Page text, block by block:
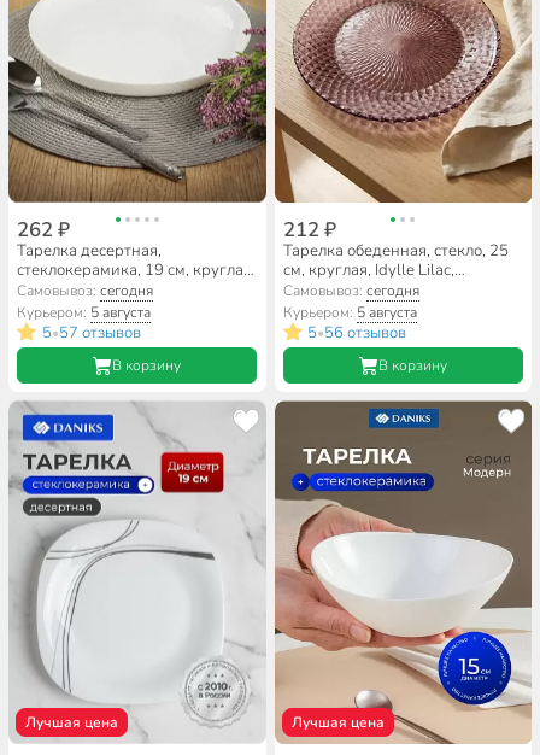
262 ₽
Тарелка десертная,
стеклокерамика, 19 см, круглая,
Precious, Luminarc, Q1933
Самовывоз:сегодня
Курьером: 5 августа
5•57 отзывов
В корзину
212 ₽
Тарелка обеденная, стекло, 25
см, круглая, Idylle Lilac,
Luminarc, A0009/Q1308,
розовая
Самовывоз: сегодня
Курьером: 5 августа
5•56 отзывов
В корзину
Лучшая цена Лучшая цена